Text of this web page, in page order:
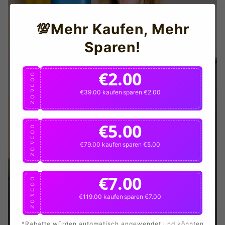
💯Mehr Kaufen, Mehr
Sparen!
C
O
U
P
O
N
€2.00
€39.00 kaufen sparen €2.00
C
O
U
P
O
N
€5.00
€79.00 kaufen sparen €5.00
C
O
U
P
O
N
€7.00
€119.00 kaufen sparen €7.00